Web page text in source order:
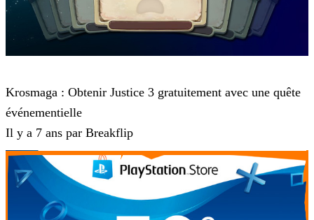
Krosmaga : Obtenir Justice 3 gratuitement avec une quête
événementielle
Il y a 7 ans par Breakflip